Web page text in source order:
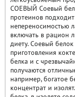
СОЕВЫЙ Соевый
протеинов
непереносимостью
включать в рацион
диету. Соевый
приготовления
белка и с
получаются
например, богатое
концентрат и